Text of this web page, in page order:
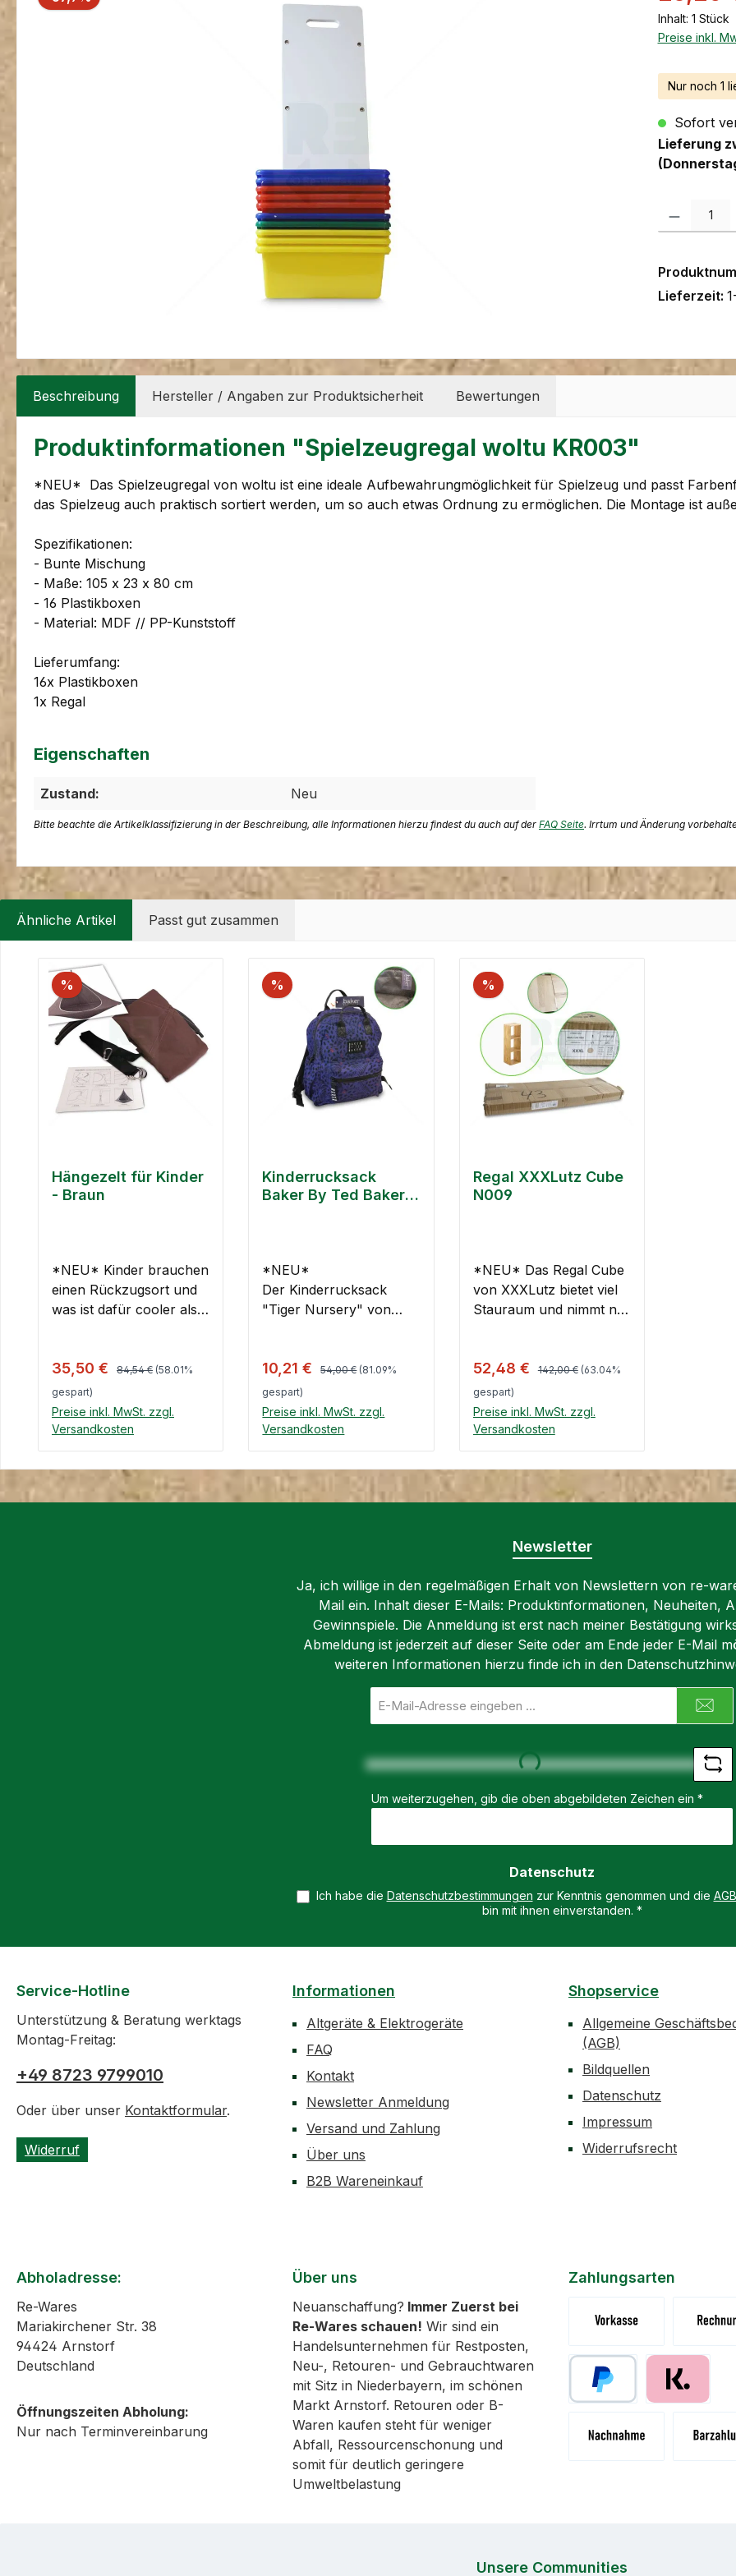
Inhalt: 1 Stück
Preise inkl.
Nur noch 1
Sofort
Lieferung
Produkt
Lieferzeit:
Beschreibung Hersteller / Angaben zur Produktsicherheit Bewertungen
Produktinformationen "Spielzeugregal woltu KR003"
*NEU* Das Spielzeugregal von woltu ist eine ideale Aufbewahrungmöglichkeit für Spielzeug und passt
das Spielzeug auch praktisch sortiert werden, um so auch etwas Ordnung zu ermöglichen. Die Montage ist
Spezifikationen:
- Bunte Mischung
- Maße: 105 x 23 x 80 cm
- 16 Plastikboxen
- Material: MDF // PP-Kunststoff
Lieferumfang:
16x Plastikboxen
1x Regal
Eigenschaften
Zustand: Neu
Bitte beachte die Artikelklassifizierung in der Beschreibung, alle Informationen hierzu findest du auch auf der FAQ Seite. Irrtum und Änderung
Ähnliche Artikel Passt gut zusammen
Produktgalerie überspringen
%
Hängezelt für Kinder
- Braun
*NEU* Kinder brauchen
einen Rückzugsort und
was ist dafür cooler als
oder im Zimmer, das
Hängezelt bietet Kindern
einen gemütlichen,
höhlenartigen Platz, der
gehört. Das Zelt besitzt
einen stabilen Ring aus
Metallröhren und ist aus
Verkaufspreis:
35,50 € Regulärer Preis:
84,54 € (58.01%
gespart)
Preise inkl. MwSt. zzgl.
Versandkosten
%
Kinderrucksack
Baker By Ted Baker
*NEU*
Der Kinderrucksack
"Tiger Nursery" von
blau/schwarzem
Tigermuster verziert.
Hier wird genügend
Stauraum für
andere Utensilien
geboten. Außerdem lässt
sich der Rucksack leicht
Baker Spezifikationen:
Material: Polyester
Reißverschluss Maße:
30x26x18cm (HxBxT)
Kinderrucksack
Kinderrucksack Tiger
Verkaufspreis:
10,21 € Regulärer Preis:
54,00 € (81.09%
gespart)
Preise inkl. MwSt. zzgl.
Versandkosten
%
Regal XXXLutz Cube
N009
*NEU* Das Regal Cube
von XXXLutz bietet viel
Stauraum und nimmt nur
lassen sich Bücher,
Ordner, Vasen und vieles
mehr verstauen. Es kann
sowohl senkrecht als
platziert werden. Zudem
aufgebaut und sehr
erstrahlt das Regal in
Buchen Design.
Spezifikationen: - Maße:
113 x 39 x 35 cm - Buche
- Gewicht. 18 kg - 3
Fächer Lieferumfang: 1x
Regal Cube N009
Verkaufspreis:
52,48 € Regulärer Preis:
142,00 € (63.04%
gespart)
Preise inkl. MwSt. zzgl.
Versandkosten
Newsletter
Ja, ich willige in den regelmäßigen Erhalt von Newslettern von re-
Mail ein. Inhalt dieser E-Mails: Produktinformationen, Neuheiten,
Gewinnspiele. Die Anmeldung ist erst nach meiner Bestätigung
Abmeldung ist jederzeit auf dieser Seite oder am Ende jeder E-Mail
weiteren Informationen hierzu finde ich in den
Mail-
Loading...
Um weiterzugehen, gib die oben abgebildeten Zeichen ein *
Datenschutz
Ich habe die Datenschutzbestimmungen zur Kenntnis genommen und die AGB
bin mit ihnen einverstanden. *
Service-Hotline
Unterstützung & Beratung werktags
Montag-Freitag:
+49 8723 9799010
Oder über unser Kontaktformular.
Widerruf
Informationen
Altgeräte & Elektrogeräte
FAQ
Kontakt
Newsletter Anmeldung
Versand und Zahlung
Über uns
B2B Wareneinkauf
Shopservice
Allgemeine
(AGB)
Bildquellen
Datenschutz
Impressum
Widerrufsrecht
Über uns
Neuanschaffung? Immer Zuerst bei
Re-Wares schauen! Wir sind ein
Handelsunternehmen für Restposten,
Neu-, Retouren- und Gebrauchtwaren
mit Sitz in Niederbayern, im schönen
Markt Arnstorf. Retouren oder B-
Waren kaufen steht für weniger
Abfall, Ressourcenschonung und
somit für deutlich geringere
Umweltbelastung
Zahlungsarten
Vorkasse (Überweisung)
Abholadresse:
Re-Wares
Mariakirchener Str. 38
94424 Arnstorf
Deutschland
Öffnungszeiten Abholung:
Nur nach Terminvereinbarung
Unsere Communities